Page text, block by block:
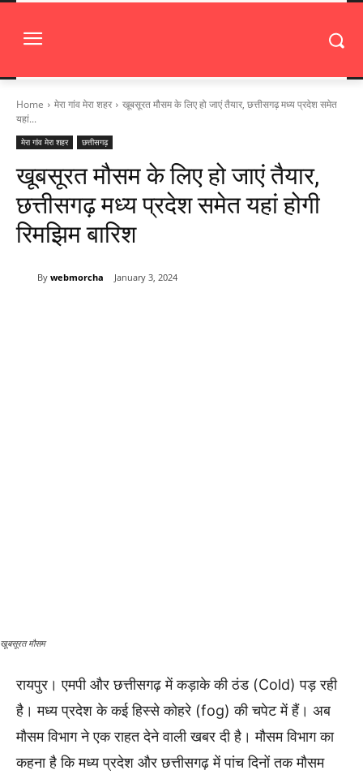
Home मेरा गांव मेरा शहर
खूबसूरत मौसम के लिए हो जाएं तैयार, छत्तीसगढ़ मध्य प्रदेश समेत
यहां...
मेरा गांव मेरा शहर छत्तीसगढ़
खूबसूरत मौसम के लिए हो जाएं तैयार,
छत्तीसगढ़ मध्य प्रदेश समेत यहां होगी
रिमझिम बारिश
By webmorcha January 3, 2024
खूबसूरत मौसम
रायपुर। एमपी और छत्तीसगढ़ में कड़ाके की ठंड (Cold) पड़ रही
है। मध्य प्रदेश के कई हिस्से कोहरे (fog) की चपेट में हैं। अब
मौसम विभाग ने एक राहत देने वाली खबर दी है। मौसम विभाग का
कहना है कि मध्य प्रदेश और छत्तीसगढ़ में पांच दिनों तक मौसम